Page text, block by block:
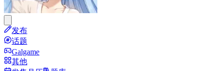
发布
话题
Galgame
其他